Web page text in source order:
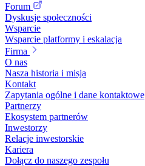
Forum
Dyskusje społeczności
Wsparcie
Wsparcie platformy i eskalacja
Firma
O nas
Nasza historia i misja
Kontakt
Zapytania ogólne i dane kontaktowe
Partnerzy
Ekosystem partnerów
Inwestorzy
Relacje inwestorskie
Kariera
Dołącz do naszego zespołu